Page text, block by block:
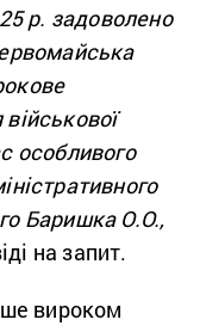
р. задоволено
особливого
Баришка О.О.,
на запит.
вироком